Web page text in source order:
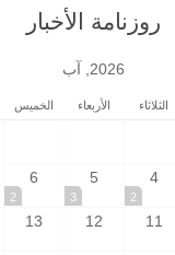
روزنامة الأخبار
2026, آب
الثلاثاء الأربعاء الخميس
4
2
5
3
6
2
11
12
13